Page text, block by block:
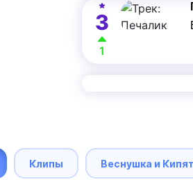
3
1
Клипы Веснушка и